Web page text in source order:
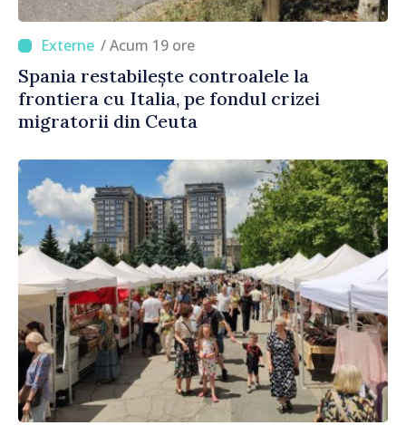
/ Acum 19 ore
Spania restabilește controalele la
frontiera cu Italia, pe fondul crizei
migratorii din Ceuta